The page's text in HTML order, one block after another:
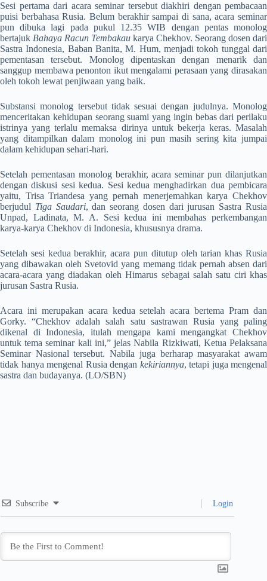
Sesi pertama dari acara seminar tersebut diakhiri dengan pembacaan
puisi berbahasa Rusia. Belum berakhir sampai di sana, acara seminar
pun dibuka lagi pada pukul 12.35 WIB dengan pentas monolog
bertajuk Bahaya Racun Tembakau karya Chekhov. Seorang dosen dari
Sastra Indonesia, Baban Banita, M. Hum, menjadi tokoh tunggal dari
pementasan tersebut. Monolog dipentaskan dengan menarik dan
sanggup membawa penonton ikut mengalami perasaan yang dirasakan
oleh tokoh lewat penjiwaan yang baik.
Substansi monolog tersebut tidak sesuai dengan judulnya. Monolog
menceritakan kehidupan seorang suami yang ingin bebas dari perilaku
istrinya yang terlalu memaksa dirinya untuk bekerja keras. Masalah
yang ditampilkan dalam monolog ini pun masih sering kita jumpai
dalam kehidupan sehari-hari.
Setelah pementasan monolog berakhir, acara seminar pun dilanjutkan
dengan diskusi sesi kedua. Sesi kedua menghadirkan dua pembicara
yaitu, Trisa Triandesa yang pernah menerjemahkan karya Chekhov
berjudul Tiga Saudari, dan seorang dosen dari jurusan Sastra Rusia
Unpad, Ladinata, M. A. Sesi kedua ini membahas perkembangan
karya-karya Chekhov di Indonesia, khususnya drama.
Setelah sesi kedua berakhir, acara pun ditutup oleh tarian khas Rusia
yang dibawakan oleh Svetovid yang memang tidak pernah absen dari
acara-acara yang diadakan oleh Himarus sebagai salah satu ciri khas
jurusan Sastra Rusia.
Acara ini merupakan acara kedua setelah acara bertema Pram dan
Gorky. “Chekhov adalah salah satu sastrawan Rusia yang paling
dikenal di Indonesia, itulah mengapa kami mengangkat Chekhov
untuk tema seminar kali ini,” jelas Nabila Rizkiwati, Ketua Pelaksana
Seminar Nasional tersebut. Nabila juga berharap masyarakat awam
tidak hanya mengenal Rusia dengan kekiriannya, tetapi juga mengenal
sastra dan budayanya. (LO/SBN)
Subscribe Login